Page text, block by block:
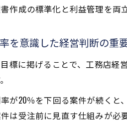
作成の標準化と利益管理を両
を意識した経営判断の重
標に掲げることで、工務店
が20％を下回る案件が続く
は受注前に見直す仕組みが必要